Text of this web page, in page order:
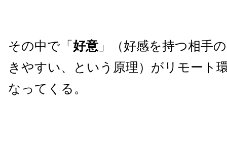
その中で「好意 」（好感を持つ相手
きやすい、という原理）がリモート
なってくる。